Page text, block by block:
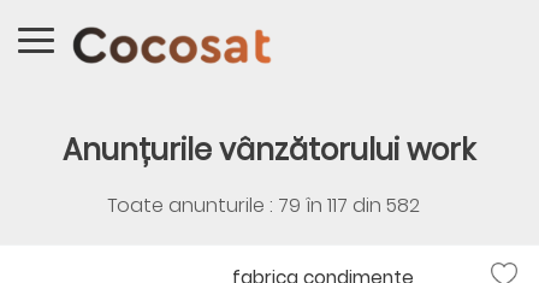
Anunțurile vânzătorului work
Toate anunturile : 79 în 117 din 582
fabrica condimente